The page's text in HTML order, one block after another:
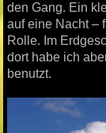
den Gang. Ein
auf eine Nacht –
Rolle. Im
dort habe ich
benutzt.